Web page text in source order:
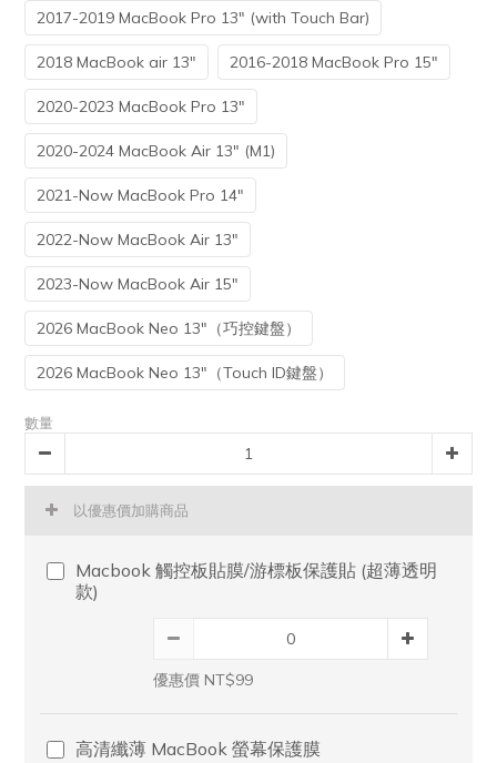
2017-2019 MacBook Pro 13" (with Touch Bar)
2018 MacBook air 13" 2016-2018 MacBook Pro 15"
2020-2023 MacBook Pro 13"
2020-2024 MacBook Air 13" (M1)
2021-Now MacBook Pro 14"
2022-Now MacBook Air 13"
2023-Now MacBook Air 15"
2026 MacBook Neo 13"（巧控鍵盤）
2026 MacBook Neo 13"（Touch ID鍵盤）
數量
以優惠價加購商品
Macbook 觸控板貼膜/游標板保護貼 (超薄透明
款)
優惠價 NT$99
高清纖薄 MacBook 螢幕保護膜